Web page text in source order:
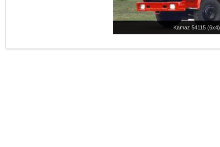
Kamaz 54115